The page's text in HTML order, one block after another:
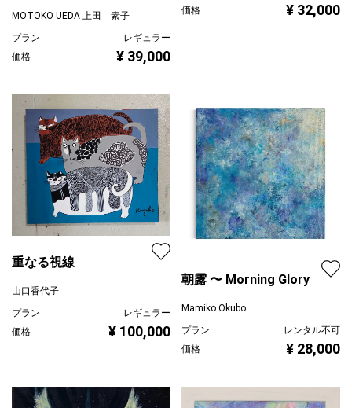
MOTOKO UEDA 上田 素子
プラン
レギュラー
価格
¥ 39,000
価格
¥ 32,000
重なる視線
山口香代子
プラン
レギュラー
価格
¥ 100,000
朝露 〜 Morning Glory
Mamiko Okubo
プラン
レンタル不可
価格
¥ 28,000